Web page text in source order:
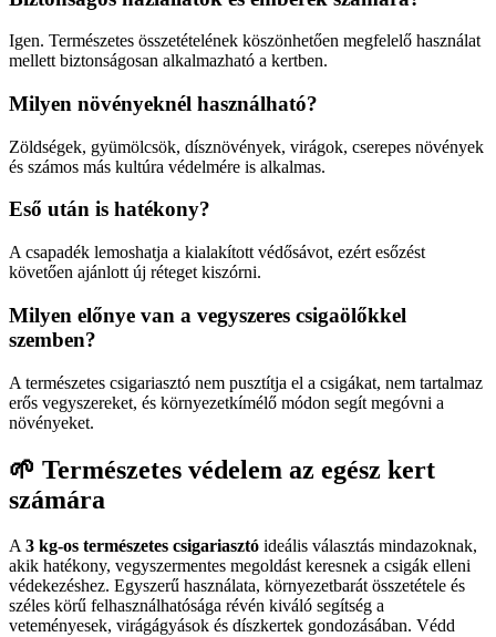
Igen. Természetes összetételének köszönhetően megfelelő használat
mellett biztonságosan alkalmazható a kertben.
Milyen növényeknél használható?
Zöldségek, gyümölcsök, dísznövények, virágok, cserepes növények
és számos más kultúra védelmére is alkalmas.
Eső után is hatékony?
A csapadék lemoshatja a kialakított védősávot, ezért esőzést
követően ajánlott új réteget kiszórni.
Milyen előnye van a vegyszeres csigaölőkkel
szemben?
A természetes csigariasztó nem pusztítja el a csigákat, nem tartalmaz
erős vegyszereket, és környezetkímélő módon segít megóvni a
növényeket.
🌱 Természetes védelem az egész kert
számára
A3 kg-os természetes csigariasztó ideális választás mindazoknak,
akik hatékony, vegyszermentes megoldást keresnek a csigák elleni
védekezéshez. Egyszerű használata, környezetbarát összetétele és
széles körű felhasználhatósága révén kiváló segítség a
veteményesek, virágágyások és díszkertek gondozásában. Védd